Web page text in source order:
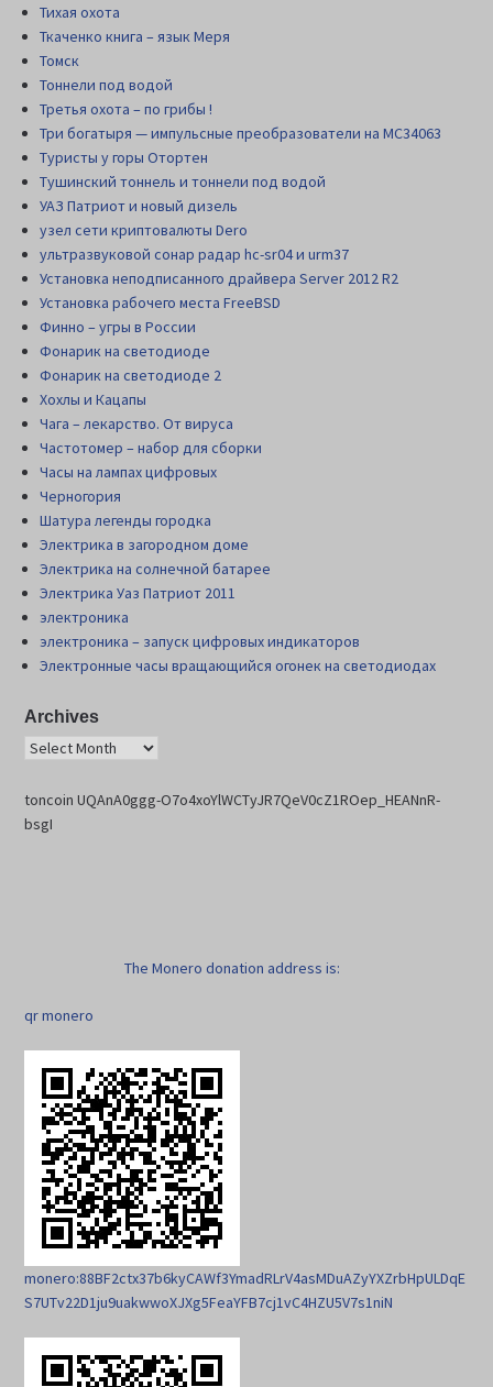
Тихая охота
Ткаченко книга – язык Меря
Томск
Тоннели под водой
Третья охота – по грибы !
Три богатыря — импульсные преобразователи на MC34063
Туристы у горы Отортен
Тушинский тоннель и тоннели под водой
УАЗ Патриот и новый дизель
узел сети криптовалюты Dero
ультразвуковой сонар радар hc-sr04 и urm37
Установка неподписанного драйвера Server 2012 R2
Установка рабочего места FreeBSD
Финно – угры в России
Фонарик на светодиоде
Фонарик на светодиоде 2
Хохлы и Кацапы
Чага – лекарство. От вируса
Частотомер – набор для сборки
Часы на лампах цифровых
Черногория
Шатура легенды городка
Электрика в загородном доме
Электрика на солнечной батарее
Электрика Уаз Патриот 2011
электроника
электроника – запуск цифровых индикаторов
Электронные часы вращающийся огонек на светодиодах
Archives
toncoin UQAnA0ggg-O7o4xoYlWCTyJR7QeV0cZ1ROep_HEANnR-
bsgI
The Monero donation address is:
qr monero
monero:88BF2ctx37b6kyCAWf3YmadRLrV4asMDuAZyYXZrbHpULDqE
S7UTv22D1ju9uakwwoXJXg5FeaYFB7cj1vC4HZU5V7s1niN